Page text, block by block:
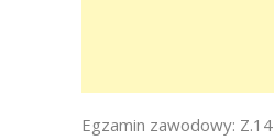
Egzamin zawodowy: Z.14